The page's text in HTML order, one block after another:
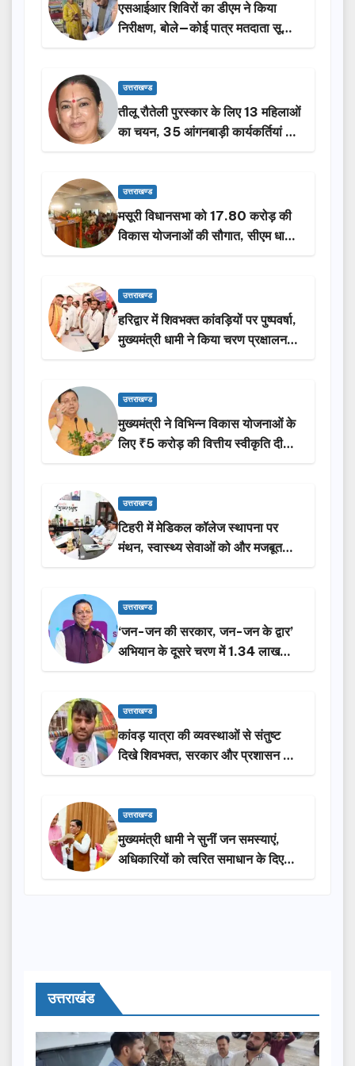
एसआईआर शिविरों का डीएम ने किया
निरीक्षण, बोले—कोई पात्र मतदाता सूची
से न छूटे…
उत्तराखण्ड
तीलू रौतेली पुरस्कार के लिए 13 महिलाओं
का चयन, 35 आंगनबाड़ी कार्यकर्तियां भी
होंगी सम्मानित…
उत्तराखण्ड
मसूरी विधानसभा को 17.80 करोड़ की
विकास योजनाओं की सौगात, सीएम धामी
ने किया लोकार्पण-शिलान्यास.
उत्तराखण्ड
हरिद्वार में शिवभक्त कांवड़ियों पर पुष्पवर्षा,
मुख्यमंत्री धामी ने किया चरण प्रक्षालन…
उत्तराखण्ड
मुख्यमंत्री ने विभिन्न विकास योजनाओं के
लिए ₹5 करोड़ की वित्तीय स्वीकृति दी…
उत्तराखण्ड
टिहरी में मेडिकल कॉलेज स्थापना पर
मंथन, स्वास्थ्य सेवाओं को और मजबूत
करेगी सरकार: मुख्यमंत्री धामी…
उत्तराखण्ड
‘जन-जन की सरकार, जन-जन के द्वार’
अभियान के दूसरे चरण में 1.34 लाख
लोगों की भागीदारी…
उत्तराखण्ड
कांवड़ यात्रा की व्यवस्थाओं से संतुष्ट
दिखे शिवभक्त, सरकार और प्रशासन की
सराहना…
उत्तराखण्ड
मुख्यमंत्री धामी ने सुनीं जन समस्याएं,
अधिकारियों को त्वरित समाधान के दिए
निर्देश
उत्तराखंड